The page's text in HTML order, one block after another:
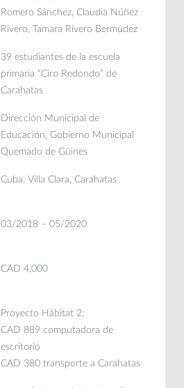
Romero Sánchez, Claudia Núñez
Rivero, Tamara Rivero Bermúdez
39 estudiantes de la escuela
primaria “Ciro Redondo” de
Carahatas
Dirección Municipal de
Educación, Gobierno Municipal
Quemado de Güines
Cuba, Villa Clara, Carahatas
03/2018 – 05/2020
CAD 4,000
Proyecto Hábitat 2:
CAD 889 computadora de
escritorio
CAD 380 transporte a Carahatas